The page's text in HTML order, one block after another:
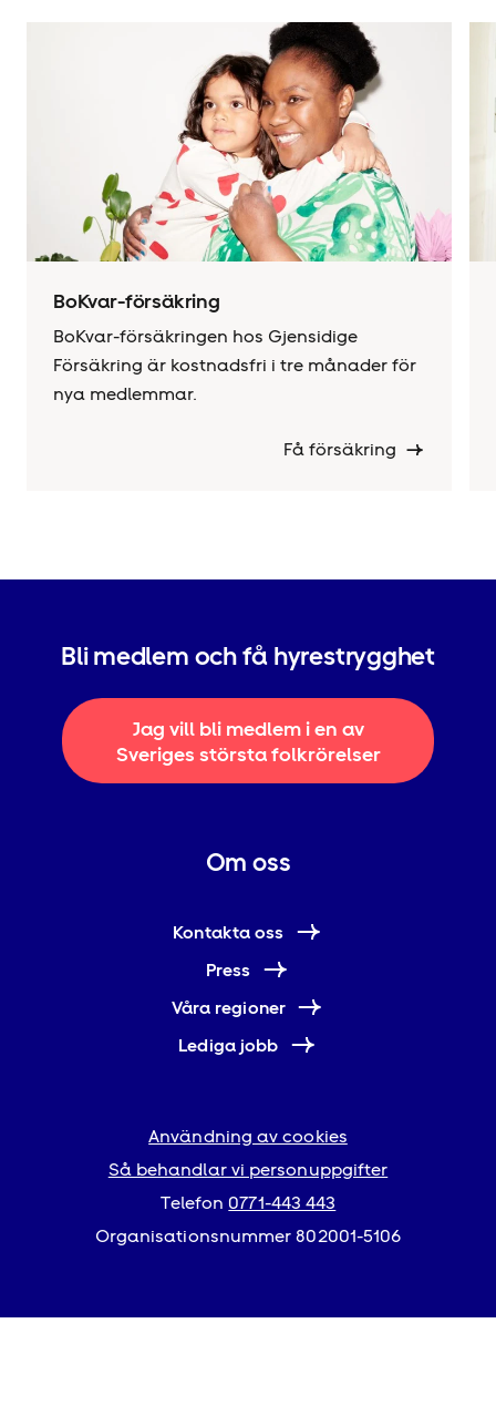
BoKvar-försäkring
BoKvar-försäkringen hos Gjensidige
Försäkring är kostnadsfri i tre månader för
nya medlemmar.
Få försäkring
Bli medlem och få hyrestrygghet
Jag vill bli medlem i en av
Sveriges största folkrörelser
Om oss
Kontakta oss
Press
Våra regioner
Lediga jobb
Användning av cookies
Så behandlar vi personuppgifter
Telefon0771-443 443
Organisationsnummer 802001-5106